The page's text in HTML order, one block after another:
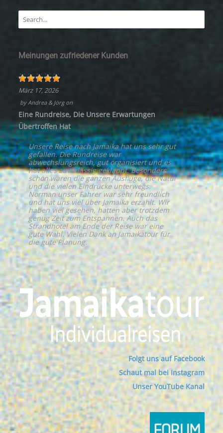
Meinungen zufriedener Kunden
März 17, 2026
byAndrea & Jörgon
Eine Rundreise, Die Unsere Erwartungen
Übertroffen Hat
Unsere Reise nach Jamaika hat uns sehr gut
gefallen. Die Rundreise war
abwechslungsreich, gut organisiert und es
hat alles zuverlässig geklappt. Besonders
schön waren die ganzen Ausflüge, die Natur
und die vielen Eindrücke unterwegs.
Norman unser Fahrer war sehr freundlich
und hat uns viel über Jamaika erzählt. Wir
haben viel gesehen, hatten aber trotzdem
genug Zeit zum Entspannen. Auch das
Strandhotel am Ende der Reise war eine
gute Wahl. Vielen Dank an Jamaikatour für
die gute Planung.
Folgt uns auf Facebook
Schaut mal bei Instagram
Unser YouTube Kanal